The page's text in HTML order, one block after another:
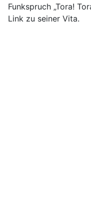
Funkspruch „Tora!
Link zu seiner Vita.